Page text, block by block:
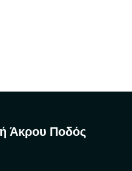
Άκρου Ποδός